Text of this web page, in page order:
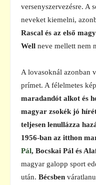
versenyszervezésre. A
neveket kiemelni,
Rascal és az első
Well neve mellett nem
A lovasoknál azonban
prímet. A félelmetes
maradandót alkot és
magyar zsokék jó
teljesen lenullázza
1956-ban az itthon
Pál, Bocskai Pál és
magyar galopp sport
után. Bécsben